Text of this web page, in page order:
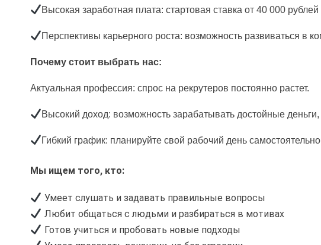
Высокая заработная плата: стартовая ставка от 40 000
Перспективы карьерного роста: возможность развиваться в
Почему стоит выбрать нас:
Актуальная профессия: спрос на рекрутеров постоянно растет.
Высокий доход: возможность зарабатывать достойные
Гибкий график: планируйте свой рабочий день
Мы ищем того, кто:
Умеет слушать и задавать правильные вопросы
Любит общаться с людьми и разбираться в мотивах
Готов учиться и пробовать новые подходы